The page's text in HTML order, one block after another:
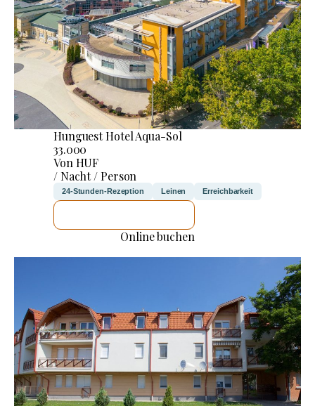
Hunguest Hotel Aqua-Sol
33.000
Von HUF
/ Nacht / Person
24-Stunden-Rezeption Leinen Erreichbarkeit
Online buchen